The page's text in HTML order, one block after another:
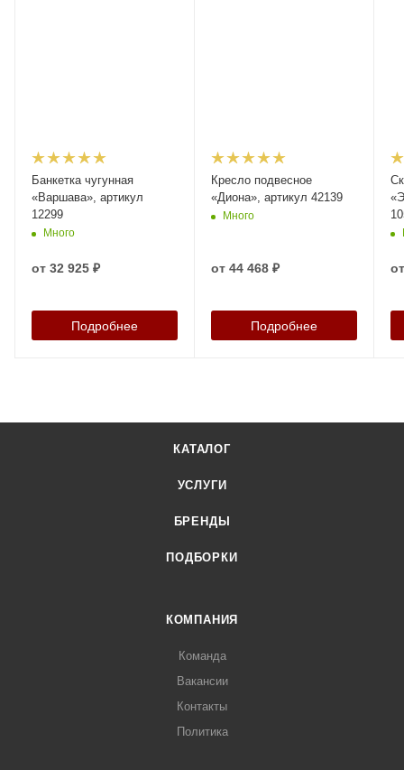
Банкетка чугунная
«Варшава», артикул
12299
Много
от 32 925 ₽
Подробнее
Кресло подвесное
«Диона», артикул 42139
Много
от 44 468 ₽
Подробнее
КАТАЛОГ
УСЛУГИ
БРЕНДЫ
ПОДБОРКИ
КОМПАНИЯ
Команда
Вакансии
Контакты
Политика